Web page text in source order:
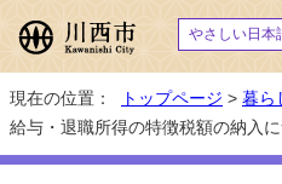
やさしい日本
現在の位置： トップページ > 暮ら
給与・退職所得の特徴税額の納入